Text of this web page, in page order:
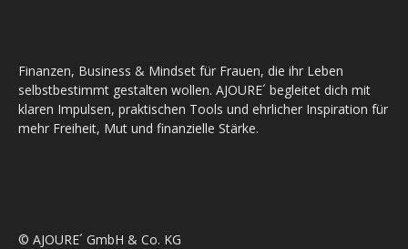
Finanzen, Business & Mindset für Frauen, die ihr Leben
selbstbestimmt gestalten wollen. AJOURE´ begleitet dich mit
klaren Impulsen, praktischen Tools und ehrlicher Inspiration für
mehr Freiheit, Mut und finanzielle Stärke.
© AJOURE´ GmbH & Co. KG